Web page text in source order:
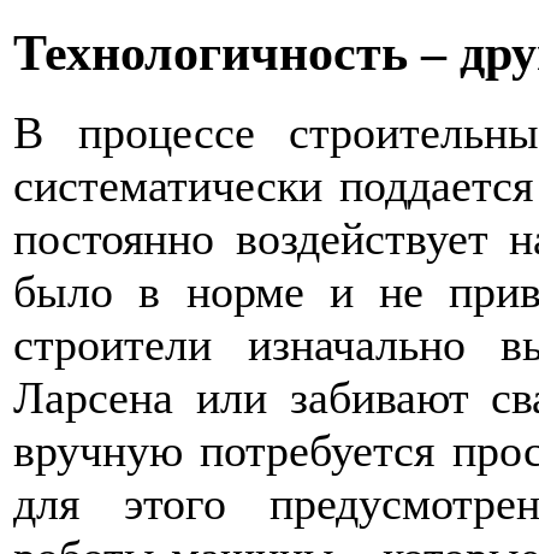
Технологичность –
В процессе
систематически
постоянно
было в норме и не
строители изначально
Ларсена или забивают
вручную потребуется
для этого